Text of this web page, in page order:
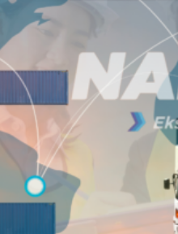
Tengah